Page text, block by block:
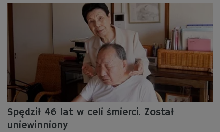
Spędził 46 lat w celi śmierci. Został
uniewinniony